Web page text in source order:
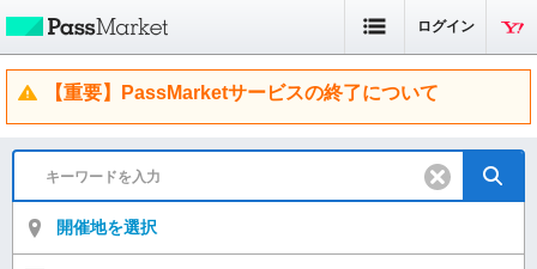
ログイン
【重要】PassMarketサービスの終了について
開催地を選択